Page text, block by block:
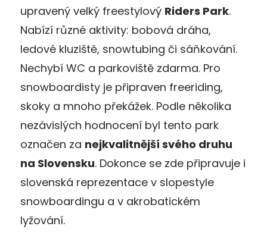
upravený velký freestylový Riders Park.
Nabízí různé aktivity: bobová dráha,
ledové kluziště, snowtubing či sáňkování.
Nechybí WC a parkoviště zdarma. Pro
snowboardisty je připraven freeriding,
skoky a mnoho překážek. Podle několika
nezávislých hodnocení byl tento park
označen za nejkvalitnější svého druhu
na Slovensku. Dokonce se zde připravuje i
slovenská reprezentace v slopestyle
snowboardingu a v akrobatickém
lyžování.